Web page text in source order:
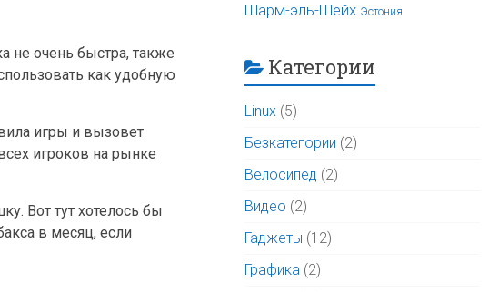
не очень быстра, также
как удобную
игры и вызовет
игроков на рынке
Вот тут хотелось бы
в месяц, если
Шарм-эль-Шейх Эстония
Категории
Linux (5)
Безкатегории (2)
Велосипед (2)
Видео (2)
Гаджеты (12)
Графика (2)